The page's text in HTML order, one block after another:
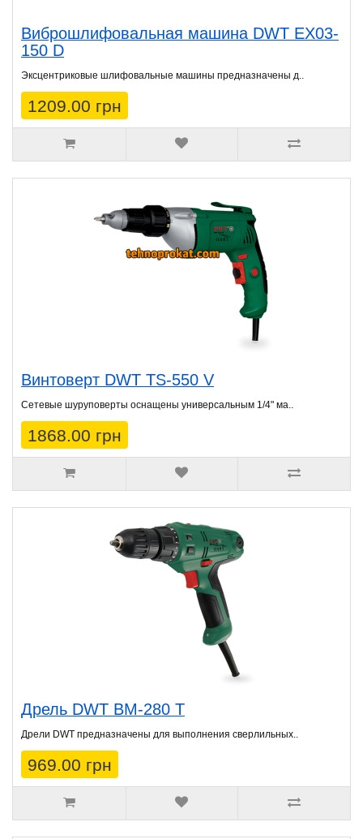
Виброшлифовальная машина DWT EX03-
150 D
Эксцентриковые шлифовальные машины предназначены д..
1209.00 грн
Винтоверт DWT TS-550 V
Сетевые шуруповeрты оснащены универсальным 1/4" ма..
1868.00 грн
Дрель DWT BM-280 T
Дрели DWT предназначены для выполнения сверлильных..
969.00 грн